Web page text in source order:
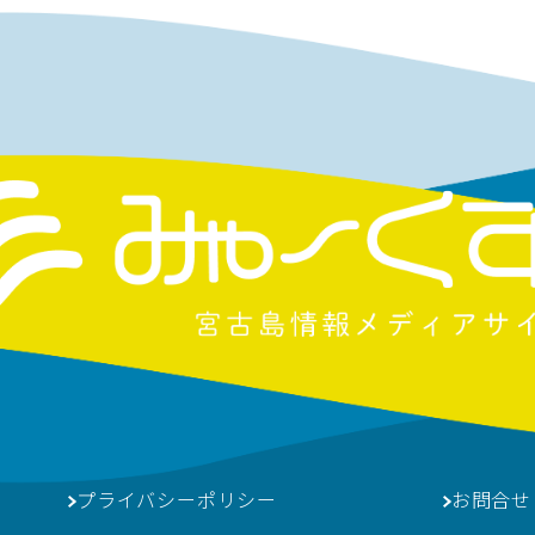
プライバシーポリシー お問合せ